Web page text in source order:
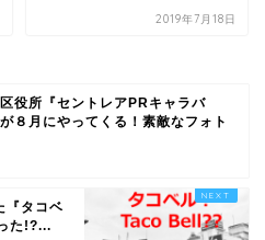
2019年7月18日
役所『セントレアPRキャラバ
８月にやってくる！素敵なフォト
『タコベ
た!?...